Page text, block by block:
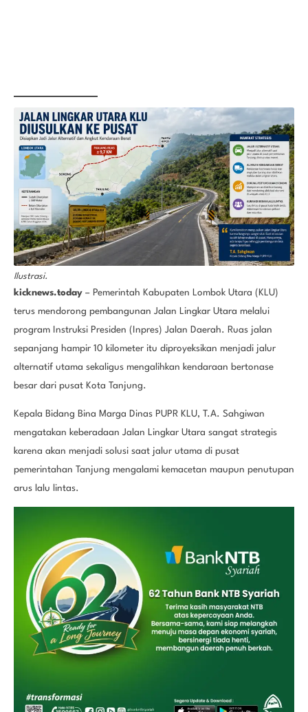
Ilustrasi.
kicknews.today – Pemerintah Kabupaten Lombok Utara (KLU)
terus mendorong pembangunan Jalan Lingkar Utara melalui
program Instruksi Presiden (Inpres) Jalan Daerah. Ruas jalan
sepanjang hampir 10 kilometer itu diproyeksikan menjadi jalur
alternatif utama sekaligus mengalihkan kendaraan bertonase
besar dari pusat Kota Tanjung.
Kepala Bidang Bina Marga Dinas PUPR KLU, T.A. Sahgiwan
mengatakan keberadaan Jalan Lingkar Utara sangat strategis
karena akan menjadi solusi saat jalur utama di pusat
pemerintahan Tanjung mengalami kemacetan maupun penutupan
arus lalu lintas.